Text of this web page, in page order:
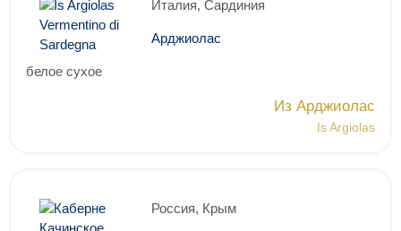
Италия, Сардиния
Арджиолас
белое сухое
Из Арджиолас
Is Argiolas
Россия, Крым